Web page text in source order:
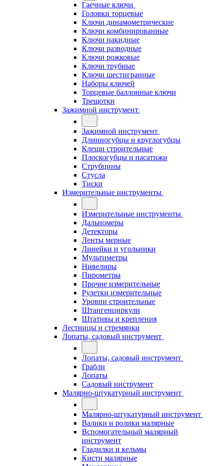
Гаечные ключи
Головки торцевые
Ключи динамометрические
Ключи комбинированные
Ключи накидные
Ключи разводные
Ключи рожковые
Ключи трубные
Ключи шестигранные
Наборы ключей
Торцевые баллонные ключи
Трещотки
Зажимной инструмент
Зажимной инструмент
Длинногубцы и круглогубцы
Клещи строительные
Плоскогубцы и пасатижи
Струбцины
Стусла
Тиски
Измерительные инструменты
Измерительные инструменты
Дальномеры
Детекторы
Ленты мерные
Линейки и угольники
Мультиметры
Нивелиры
Пирометры
Прочие измерительные
Рулетки измерительные
Уровни строительные
Штангенциркули
Штативы и крепления
Лестницы и стремянки
Лопаты, садовый инструмент
Лопаты, садовый инструмент
Грабли
Лопаты
Садовый инструмент
Малярно-штукатурный инструмент
Малярно-штукатурный инструмент
Валики и ролики малярные
Вспомогательный малярный
инструмент
Гладилки и кельмы
Кисти малярные